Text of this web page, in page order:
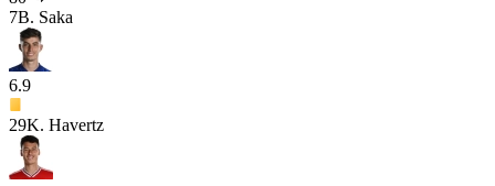
7B. Saka
6.9
29K. Havertz